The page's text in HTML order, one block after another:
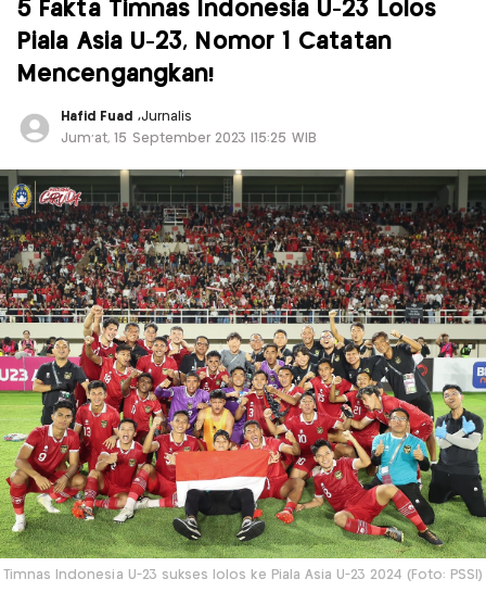
5 Fakta Timnas Indonesia U-23 Lolos
Piala Asia U-23, Nomor 1 Catatan
Mencengangkan!
Hafid Fuad ,Jurnalis
Jum'at, 15 September 2023 |15:25 WIB
Timnas Indonesia U-23 sukses lolos ke Piala Asia U-23 2024 (Foto: PSSI)